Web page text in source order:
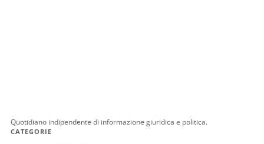
Quotidiano indipendente di informazione giuridica e politica.
CATEGORIE